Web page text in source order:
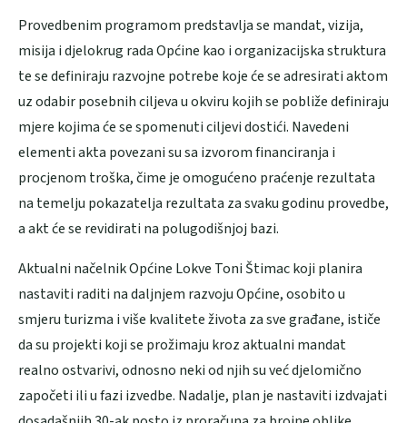
Provedbenim programom predstavlja se mandat, vizija,
misija i djelokrug rada Općine kao i organizacijska struktura
te se definiraju razvojne potrebe koje će se adresirati aktom
uz odabir posebnih ciljeva u okviru kojih se pobliže definiraju
mjere kojima će se spomenuti ciljevi dostići. Navedeni
elementi akta povezani su sa izvorom financiranja i
procjenom troška, čime je omogućeno praćenje rezultata
na temelju pokazatelja rezultata za svaku godinu provedbe,
a akt će se revidirati na polugodišnjoj bazi.
Aktualni načelnik Općine Lokve Toni Štimac koji planira
nastaviti raditi na daljnjem razvoju Općine, osobito u
smjeru turizma i više kvalitete života za sve građane, ističe
da su projekti koji se prožimaju kroz aktualni mandat
realno ostvarivi, odnosno neki od njih su već djelomično
započeti ili u fazi izvedbe. Nadalje, plan je nastaviti izdvajati